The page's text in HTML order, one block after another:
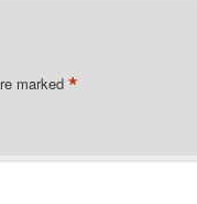
marked *